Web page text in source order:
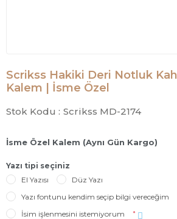
Scrikss Hakiki Deri Notluk
Kalem | İsme Özel
Stok Kodu : Scrikss MD-2174
İsme Özel Kalem (Aynı Gün Kargo)
Yazı tipi seçiniz
El Yazısı
Düz Yazı
Yazı fontunu kendim seçip bilgi vereceğim
İsim işlenmesini istemiyorum
*